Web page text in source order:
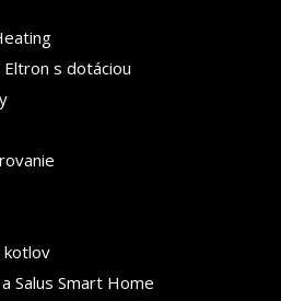
s dotáciou
kotlov
Salus Smart Home